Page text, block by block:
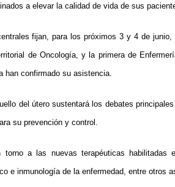
a elevar la calidad de vida de sus
fijan, para los próximos 3 y 4 de
de Oncología, y la primera de
han confirmado su asistencia.
del útero sustentará los debates
su prevención y control.
torno a las nuevas terapéuticas
e inmunología de la enfermedad, entre otros